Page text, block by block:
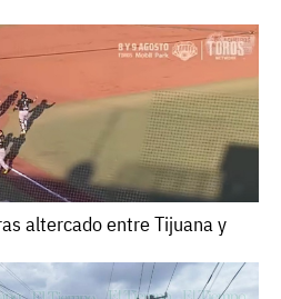
altercado entre Tijuana y